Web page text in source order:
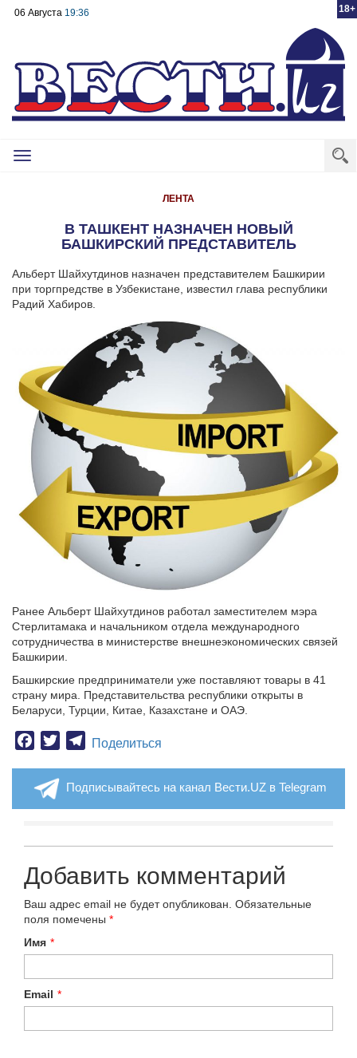
18+
06 Августа 19:36
Toggle
ЛЕНТА
В ТАШКЕНТ НАЗНАЧЕН НОВЫЙ
БАШКИРСКИЙ ПРЕДСТАВИТЕЛЬ
Альберт Шайхутдинов назначен представителем Башкирии
при торгпредстве в Узбекистане, известил глава республики
Радий Хабиров.
Ранее Альберт Шайхутдинов работал заместителем мэра
Стерлитамака и начальником отдела международного
сотрудничества в министерстве внешнеэкономических связей
Башкирии.
Башкирские предприниматели уже поставляют товары в 41
страну мира. Представительства республики открыты в
Беларуси, Турции, Китае, Казахстане и ОАЭ.
Facebook
TwitterTelegram
Поделиться
Подписывайтесь на канал Вести.UZ в Telegram
Добавить комментарий
Ваш адрес email не будет опубликован. Обязательные
поля помечены *
Имя *
Email *